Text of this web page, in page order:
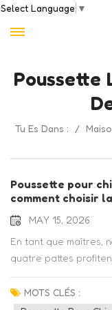
Select Language ▼
Poussette
Tu Es Dans : /
Poussette pour
comment choisir
compagnie ?
MAY 15, 2026
En tant que maîtres,
quatre pattes
confortablement.
besoin de se reposer
chat curieux qui
MOTS CLÉS :